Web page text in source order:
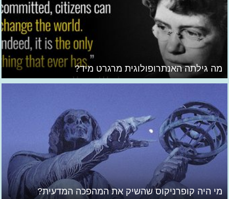
מה גילתה האנתרופולוגית מרגרט מיד?
מי היה קופרניקוס שהשיק את המהפכה המדעית?